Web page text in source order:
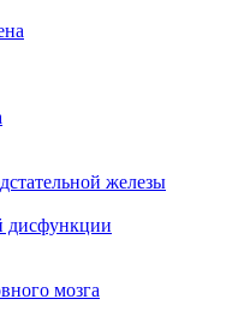
железы
дисфункции
мозга